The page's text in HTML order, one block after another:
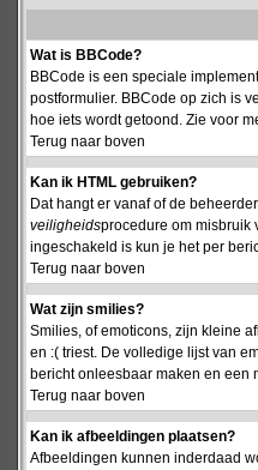
Wat is BBCode?
BBCode is een speciale
postformulier. BBCode op zich is
hoe iets wordt getoond. Zie voor
Terug naar boven
Kan ik HTML gebruiken?
Dat hangt er vanaf of de
veiligheidsprocedure om misbruik
ingeschakeld is kun je het per
Terug naar boven
Wat zijn smilies?
Smilies, of emoticons, zijn kleine
en :( triest. De volledige lijst van
bericht onleesbaar maken en een
Terug naar boven
Kan ik afbeeldingen plaatsen?
Afbeeldingen kunnen inderdaad